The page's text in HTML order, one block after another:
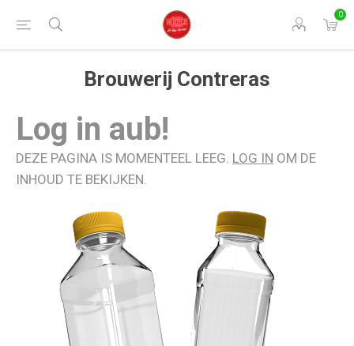
0
Brouwerij Contreras
Log in aub!
DEZE PAGINA IS MOMENTEEL LEEG. LOG IN OM DE
INHOUD TE BEKIJKEN.